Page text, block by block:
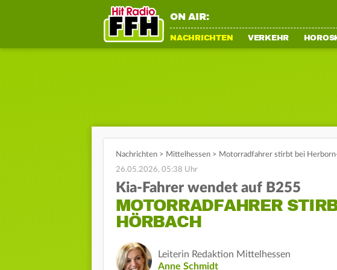
ON AIR:
NACHRICHTEN VERKEHR
Nachrichten > Mittelhessen > Motorradfahrer stirbt bei
26.05.2026, 05:38 Uhr
Kia-Fahrer wendet auf B255
MOTORRADFAHRER
HÖRBACH
Leiterin Redaktion Mittelhessen
Anne Schmidt